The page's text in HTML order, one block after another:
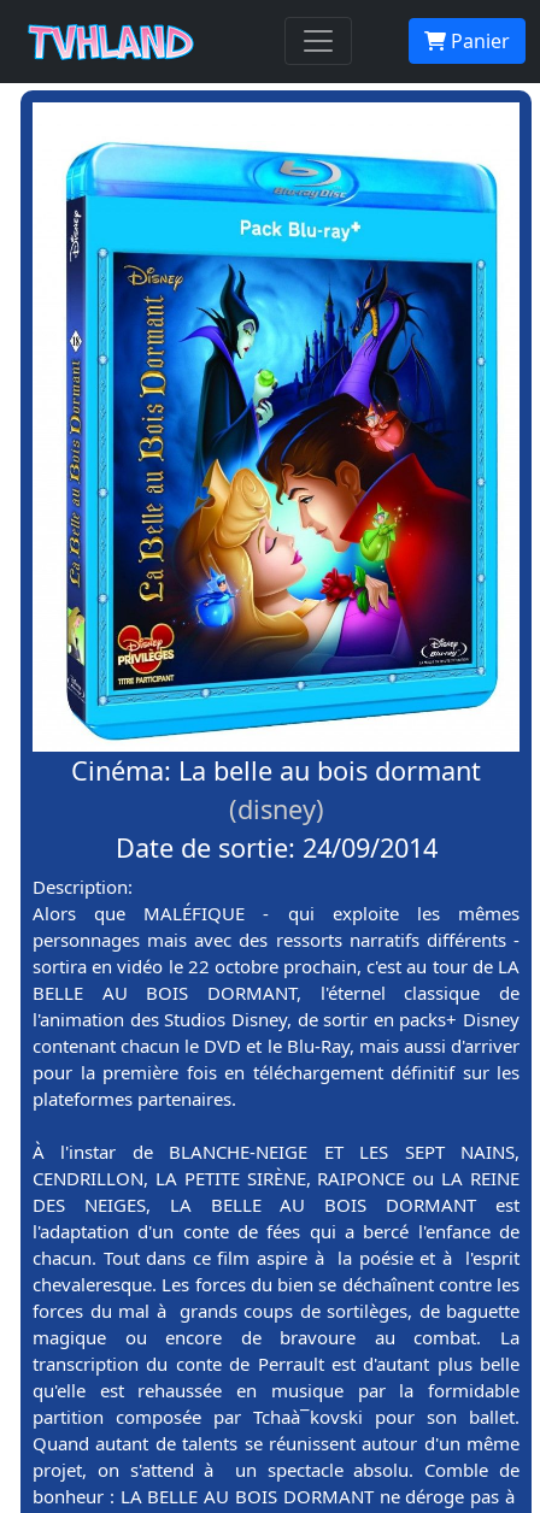
Panier
Cinéma: La belle au bois dormant
(disney)
Date de sortie: 24/09/2014
Description:
Alors que MALÉFIQUE - qui exploite les mêmes
personnages mais avec des ressorts narratifs différents -
sortira en vidéo le 22 octobre prochain, c'est au tour de LA
BELLE AU BOIS DORMANT, l'éternel classique de
l'animation des Studios Disney, de sortir en packs+ Disney
contenant chacun le DVD et le Blu-Ray, mais aussi d'arriver
pour la première fois en téléchargement définitif sur les
plateformes partenaires.
À l'instar de BLANCHE-NEIGE ET LES SEPT NAINS,
CENDRILLON, LA PETITE SIRÈNE, RAIPONCE ou LA REINE
DES NEIGES, LA BELLE AU BOIS DORMANT est
l'adaptation d'un conte de fées qui a bercé l'enfance de
chacun. Tout dans ce film aspire à la poésie et à l'esprit
chevaleresque. Les forces du bien se déchaînent contre les
forces du mal à grands coups de sortilèges, de baguette
magique ou encore de bravoure au combat. La
transcription du conte de Perrault est d'autant plus belle
qu'elle est rehaussée en musique par la formidable
partition composée par Tchaà¯kovski pour son ballet.
Quand autant de talents se réunissent autour d'un même
projet, on s'attend à un spectacle absolu. Comble de
bonheur : LA BELLE AU BOIS DORMANT ne déroge pas à